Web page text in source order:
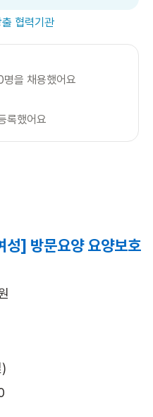
협력기관
을 채용했어요
록했어요
] 방문요양 요양보호